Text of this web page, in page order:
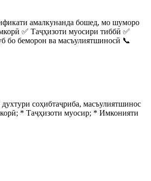
амалкунанда бошед, мо шуморо
✅ Таҷҳизоти муосири тиббӣ ✅
бо беморон ва масъулиятшиносӣ 📞
соҳибтаҷриба, масъулиятшинос
* Таҷҳизоти муосир; * Имконияти